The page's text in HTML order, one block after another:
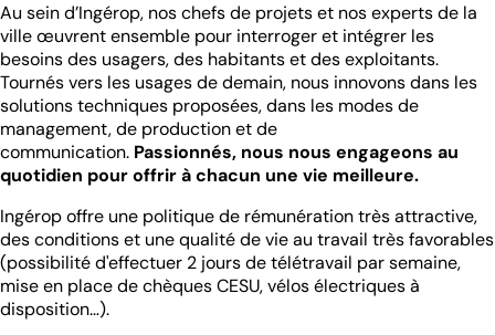
Au sein d’Ingérop, nos chefs de projets et nos experts de la
ville œuvrent ensemble pour interroger et intégrer les
besoins des usagers, des habitants et des exploitants.
Tournés vers les usages de demain, nous innovons dans les
solutions techniques proposées, dans les modes de
management, de production et de
communication. Passionnés, nous nous engageons au
quotidien pour offrir à chacun une vie meilleure.
Ingérop offre une politique de rémunération très attractive,
des conditions et une qualité de vie au travail très favorables
(possibilité d'effectuer 2 jours de télétravail par semaine,
mise en place de chèques CESU, vélos électriques à
disposition…).